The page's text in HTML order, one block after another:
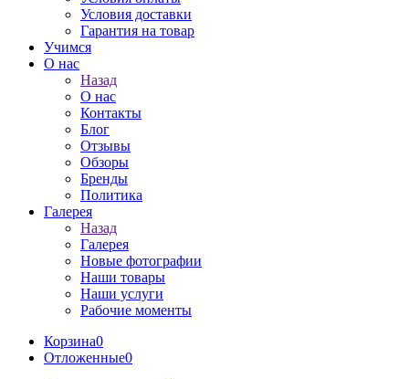
Условия доставки
Гарантия на товар
Учимся
О нас
Назад
О нас
Контакты
Блог
Отзывы
Обзоры
Бренды
Политика
Галерея
Назад
Галерея
Новые фотографии
Наши товары
Наши услуги
Рабочие моменты
Корзина0
Отложенные0